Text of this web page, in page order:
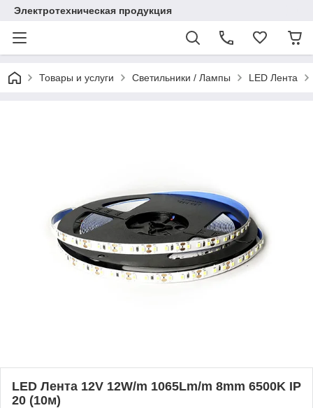
Электротехническая продукция
Товары и услуги Светильники / Лампы LED Лента
LED Лента 12V 12W/m 1065Lm/m 8mm 6500K IP
20 (10м)